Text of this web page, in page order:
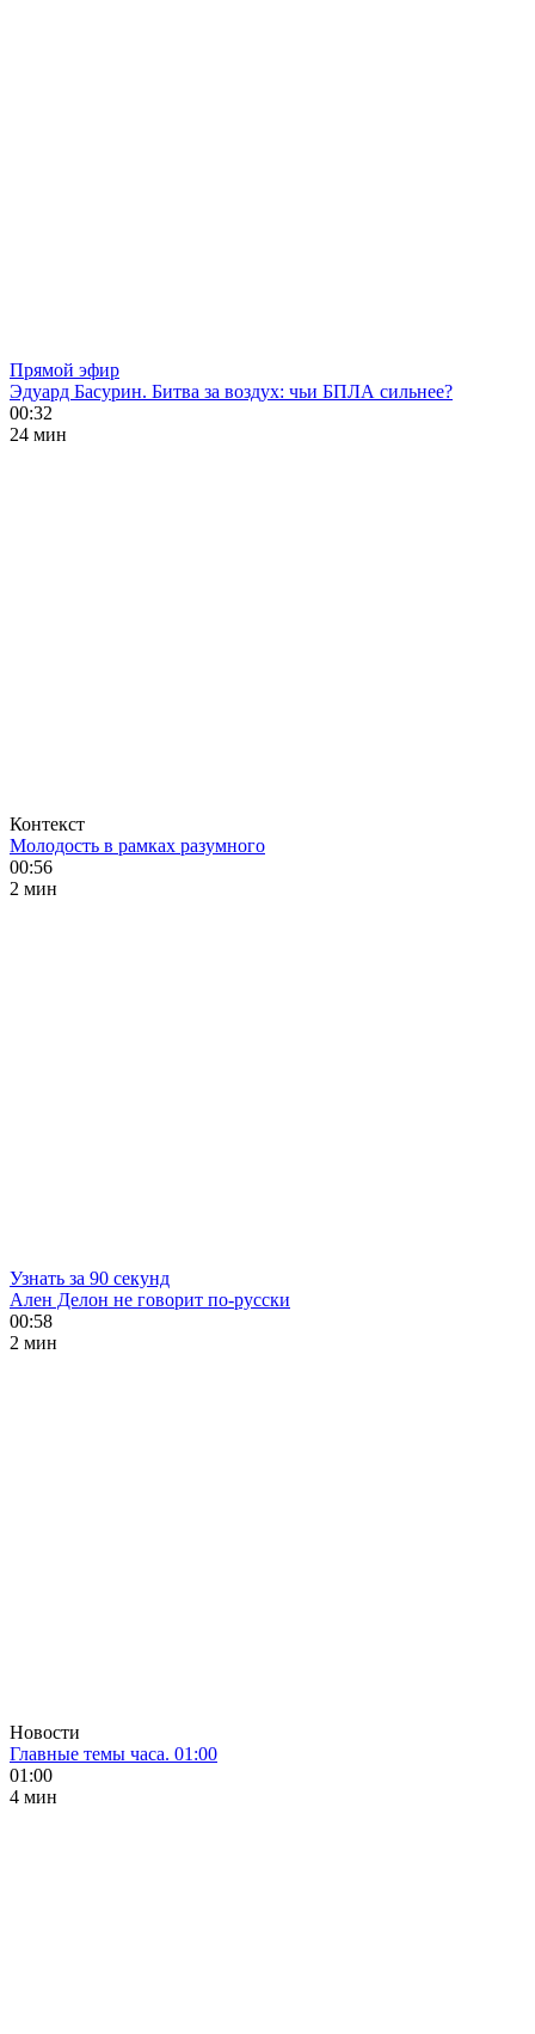
Прямой эфир
Эдуард Басурин. Битва за воздух: чьи БПЛА сильнее?
00:32
24 мин
Контекст
Молодость в рамках разумного
00:56
2 мин
Узнать за 90 секунд
Ален Делон не говорит по-русски
00:58
2 мин
Новости
Главные темы часа. 01:00
01:00
4 мин